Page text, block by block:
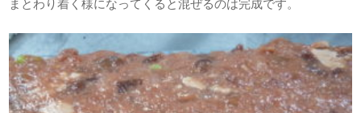
まとわり着く様になってくると混ぜるのは完成です。